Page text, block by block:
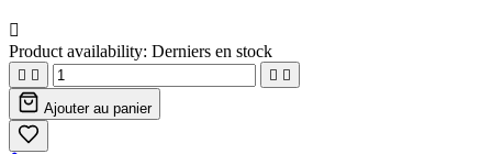

Product availability: Derniers en stock
   
Ajouter au panier